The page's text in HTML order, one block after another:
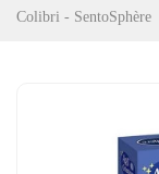
Colibri - SentoSphère